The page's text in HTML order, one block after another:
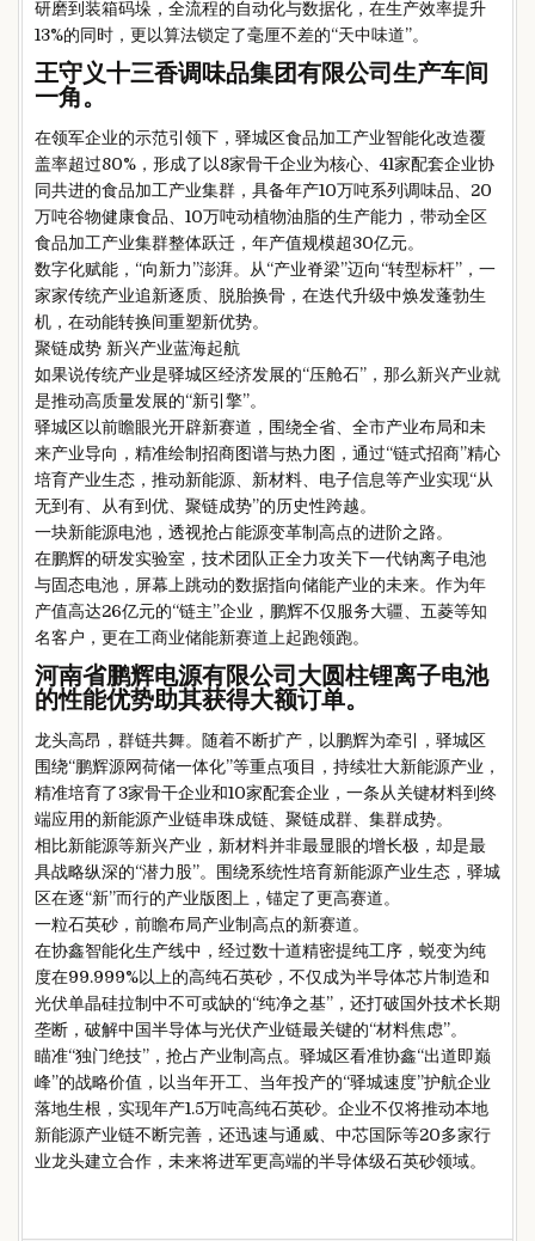
研磨到装箱码垛，全流程的自动化与数据化，在生产效率提升
13%的同时，更以算法锁定了毫厘不差的“天中味道”。
王守义十三香调味品集团有限公司生产车间
一角。
在领军企业的示范引领下，驿城区食品加工产业智能化改造覆
盖率超过80%，形成了以8家骨干企业为核心、41家配套企业协
同共进的食品加工产业集群，具备年产10万吨系列调味品、20
万吨谷物健康食品、10万吨动植物油脂的生产能力，带动全区
食品加工产业集群整体跃迁，年产值规模超30亿元。
数字化赋能，“向新力”澎湃。从“产业脊梁”迈向“转型标杆”，一
家家传统产业追新逐质、脱胎换骨，在迭代升级中焕发蓬勃生
机，在动能转换间重塑新优势。
聚链成势 新兴产业蓝海起航
如果说传统产业是驿城区经济发展的“压舱石”，那么新兴产业就
是推动高质量发展的“新引擎”。
驿城区以前瞻眼光开辟新赛道，围绕全省、全市产业布局和未
来产业导向，精准绘制招商图谱与热力图，通过“链式招商”精心
培育产业生态，推动新能源、新材料、电子信息等产业实现“从
无到有、从有到优、聚链成势”的历史性跨越。
一块新能源电池，透视抢占能源变革制高点的进阶之路。
在鹏辉的研发实验室，技术团队正全力攻关下一代钠离子电池
与固态电池，屏幕上跳动的数据指向储能产业的未来。作为年
产值高达26亿元的“链主”企业，鹏辉不仅服务大疆、五菱等知
名客户，更在工商业储能新赛道上起跑领跑。
河南省鹏辉电源有限公司大圆柱锂离子电池
的性能优势助其获得大额订单。
龙头高昂，群链共舞。随着不断扩产，以鹏辉为牵引，驿城区
围绕“鹏辉源网荷储一体化”等重点项目，持续壮大新能源产业，
精准培育了3家骨干企业和10家配套企业，一条从关键材料到终
端应用的新能源产业链串珠成链、聚链成群、集群成势。
相比新能源等新兴产业，新材料并非最显眼的增长极，却是最
具战略纵深的“潜力股”。围绕系统性培育新能源产业生态，驿城
区在逐“新”而行的产业版图上，锚定了更高赛道。
一粒石英砂，前瞻布局产业制高点的新赛道。
在协鑫智能化生产线中，经过数十道精密提纯工序，蜕变为纯
度在99.999%以上的高纯石英砂，不仅成为半导体芯片制造和
光伏单晶硅拉制中不可或缺的“纯净之基”，还打破国外技术长期
垄断，破解中国半导体与光伏产业链最关键的“材料焦虑”。
瞄准“独门绝技”，抢占产业制高点。驿城区看准协鑫“出道即巅
峰”的战略价值，以当年开工、当年投产的“驿城速度”护航企业
落地生根，实现年产1.5万吨高纯石英砂。企业不仅将推动本地
新能源产业链不断完善，还迅速与通威、中芯国际等20多家行
业龙头建立合作，未来将进军更高端的半导体级石英砂领域。